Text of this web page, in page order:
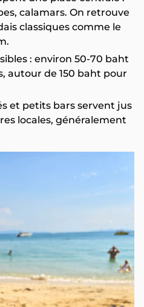
calamars. On retrouve
classiques comme le
: environ 50-70 baht
autour de 150 baht pour
et petits bars servent jus
locales, généralement